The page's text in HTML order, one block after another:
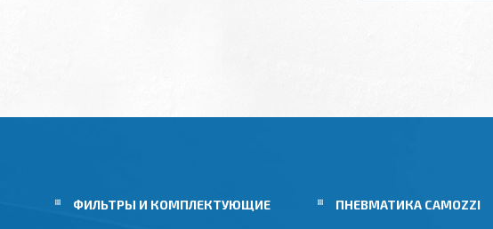
ФИЛЬТРЫ И КОМПЛЕКТУЮЩИЕ ПНЕВМАТИКА CAMOZZI